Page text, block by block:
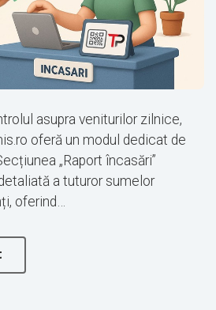
asupra veniturilor zilnice,
oferă un modul dedicat de
„Raport încasări”
a tuturor sumelor
oferind…